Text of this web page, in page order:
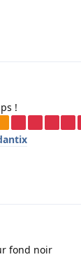
!
fond noir